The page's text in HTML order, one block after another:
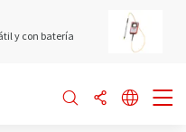
y con batería